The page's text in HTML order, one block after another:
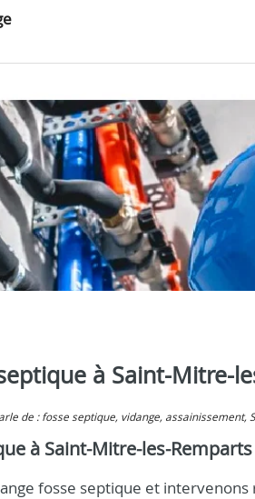
à Saint-Mitre-
de : fosse septique, vidange, assainissement,
à Saint-Mitre-les-Remparts
fosse septique et